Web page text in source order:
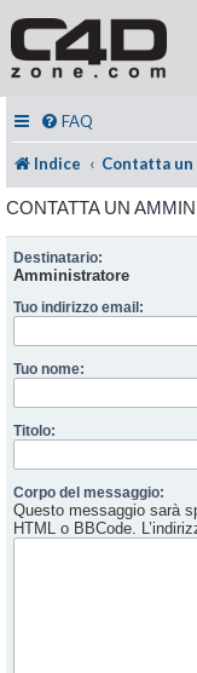
FAQ
Indice Contatta
CONTATTA UN
Destinatario:
Amministratore
Tuo indirizzo email:
Tuo nome:
Titolo:
Corpo del messaggio:
Questo messaggio sarà
HTML o BBCode.